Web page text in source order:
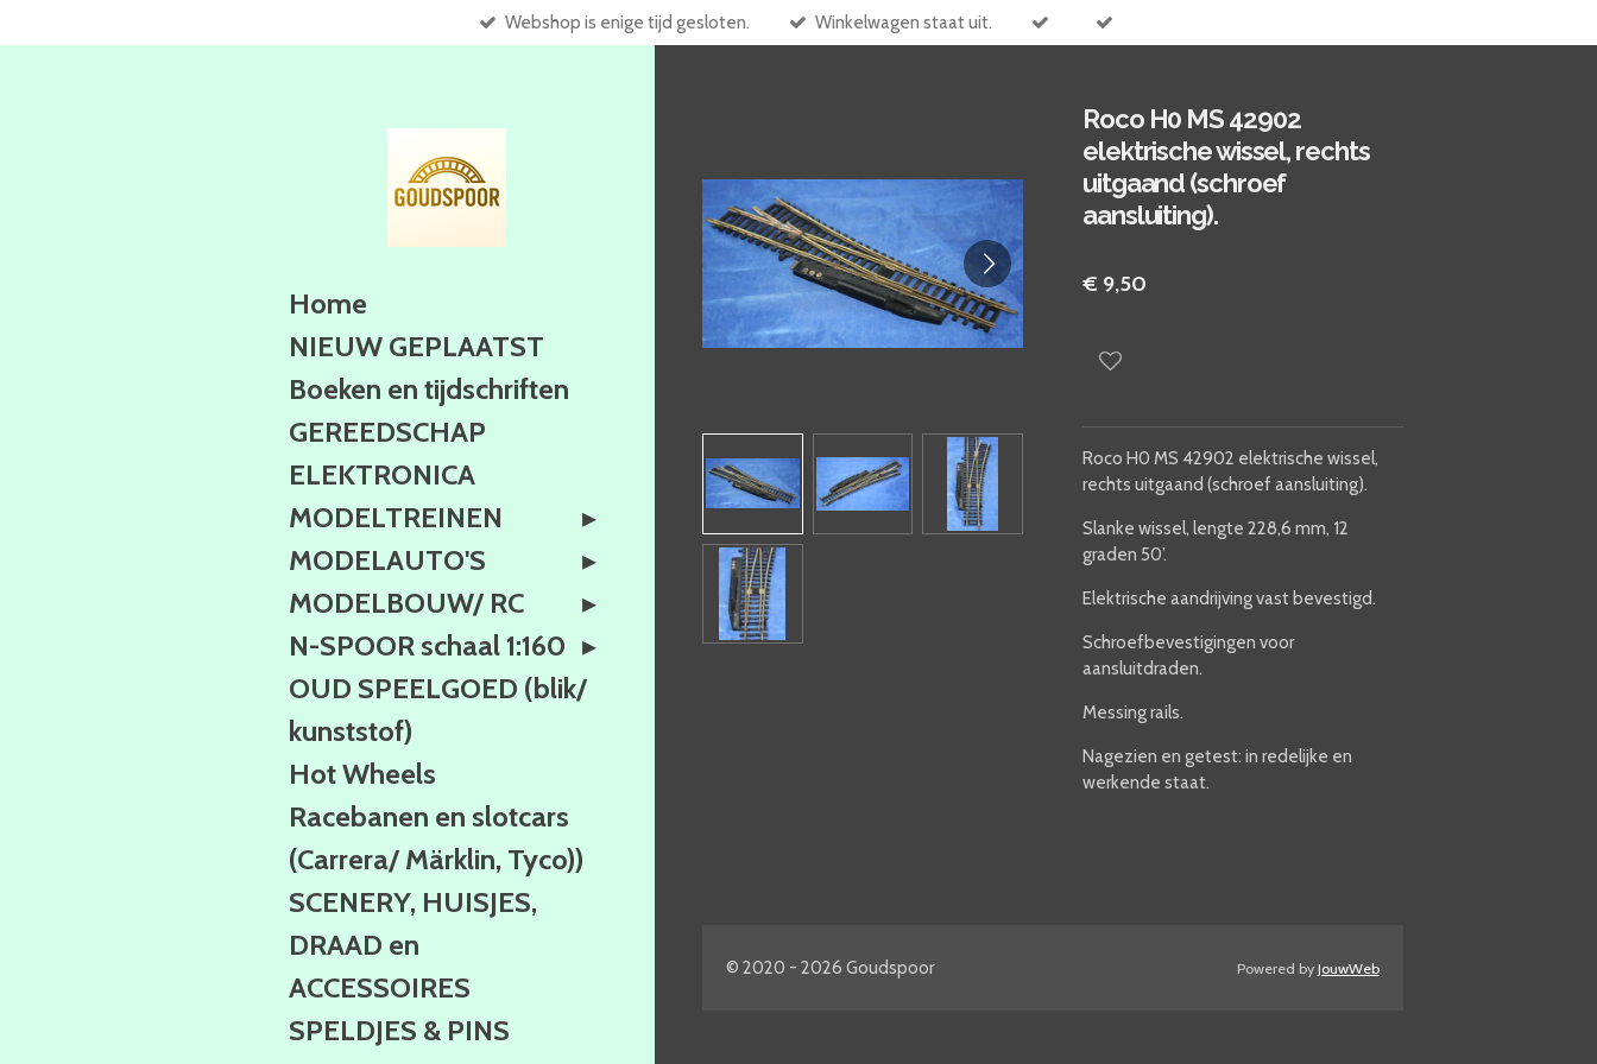
direct
Webshop is enige tijd gesloten. Winkelwagen staat uit.
Roco H0 MS 42902
elektrische wissel, rechts
uitgaand (schroef
aansluiting).
€ 9,50
Roco H0 MS 42902 elektrische wissel,
rechts uitgaand (schroef aansluiting).
Slanke wissel, lengte 228,6 mm, 12
graden 50’.
Elektrische aandrijving vast bevestigd.
Schroefbevestigingen voor
aansluitdraden.
Messing rails.
Nagezien en getest: in redelijke en
werkende staat.
© 2020 - 2026 Goudspoor Powered byJouwWeb
Home
NIEUW GEPLAATST
Boeken en tijdschriften
GEREEDSCHAP
ELEKTRONICA
MODELTREINEN
MODELAUTO'S
MODELBOUW/ RC
N-SPOOR schaal 1:160
OUD SPEELGOED (blik/
kunststof)
Hot Wheels
Racebanen en slotcars
(Carrera/ Märklin, Tyco))
SCENERY, HUISJES,
DRAAD en
ACCESSOIRES
SPELDJES & PINS